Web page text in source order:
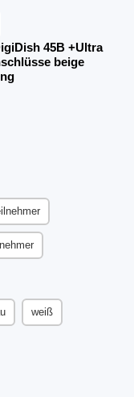
45B +Ultra
beige
weiß